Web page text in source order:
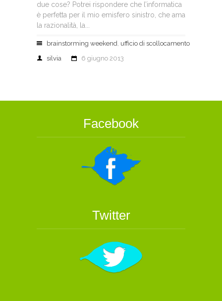
due cose? Potrei rispondere che l’informatica
è perfetta per il mio emisfero sinistro, che ama
la razionalità, la...
brainstorming weekend, ufficio di scollocamento
silvia
6 giugno 2013
Facebook
Twitter